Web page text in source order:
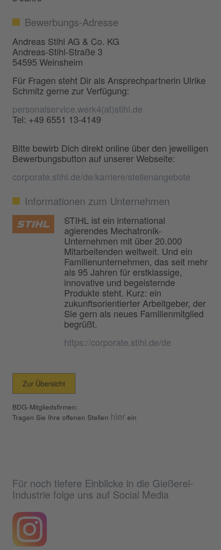
Bewerbungs-Adresse
Andreas Stihl AG & Co. KG
Andreas-Stihl-Straße 3
54595 Weinsheim
Für Fragen steht Dir als Ansprechpartnerin Ulrike
Schmitz gerne zur Verfügung:
personalservice.werk4(at)stihl.de
Tel: +49 6551 13-4149
Bitte bewirb Dich direkt online über den jeweiligen
Bewerbungsbutton auf unserer Webseite:
corporate.stihl.de/de/karriere/stellenangebote
Informationen zum Unternehmen
STIHL ist ein international
agierendes Mechatronik-
Unternehmen mit über 20.000
Mitarbeitenden weltweit. Und ein
Familienunternehmen, das seit mehr
als 95 Jahren für erstklassige,
innovative und begeisternde
Produkte steht. Kurz: ein
zukunftsorientierter Arbeitgeber, der
Sie gern als neues Familienmitglied
begrüßt.
https://corporate.stihl.de/de
Zur Übersicht
BDG-Mitgliedsfirmen:
Tragen Sie Ihre offenen Stellen hier ein
Für noch tiefere Einblicke in die Gießerei-
Industrie folge uns auf Social Media